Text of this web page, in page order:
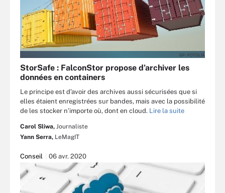
GP - FOTOLIA
StorSafe : FalconStor propose d’archiver les
données en containers
Le principe est d’avoir des archives aussi sécurisées que si
elles étaient enregistrées sur bandes, mais avec la possibilité
de les stocker n’importe où, dont en cloud. Lire la suite
Carol Sliwa, Journaliste
Yann Serra, LeMagIT
Conseil 06 avr. 2020